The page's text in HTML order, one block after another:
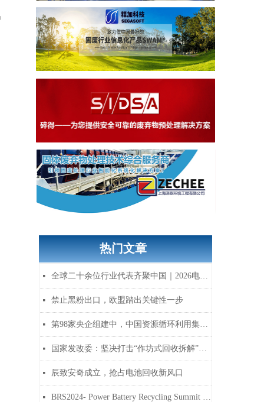
热门文章
넷 全球二十余位行业代表齐聚中国｜2026电池回收春季产业参访之旅圆满结束
넷 禁止黑粉出口，欧盟踏出关键性一步
넷 第98家央企组建中，中国资源循环利用集团要来了！
넷 国家发改委：坚决打击“作坊式回收拆解”等环境违法行为
넷 辰致安奇成立，抢占电池回收新风口
넷 BRS2024- Power Battery Recycling Summit was successfully held